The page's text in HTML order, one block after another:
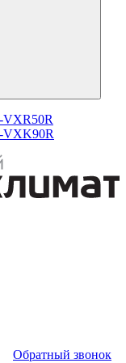
VXR50R
VXK90R
Обратный звонок